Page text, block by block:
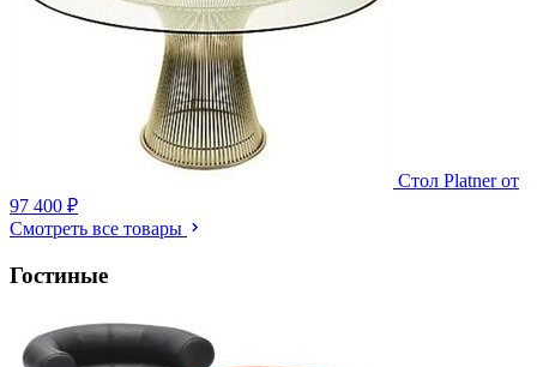
Стол Platner от
97 400 ₽
Смотреть все товары
Гостиные